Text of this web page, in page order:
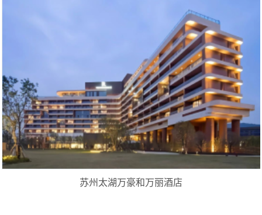
苏州太湖万豪和万丽酒店